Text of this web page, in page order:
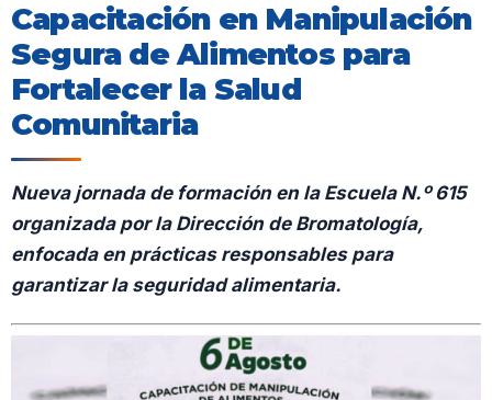
Capacitación en Manipulación
Segura de Alimentos para
Fortalecer la Salud
Comunitaria
Nueva jornada de formación en la Escuela N.º 615
organizada por la Dirección de Bromatología,
enfocada en prácticas responsables para
garantizar la seguridad alimentaria.